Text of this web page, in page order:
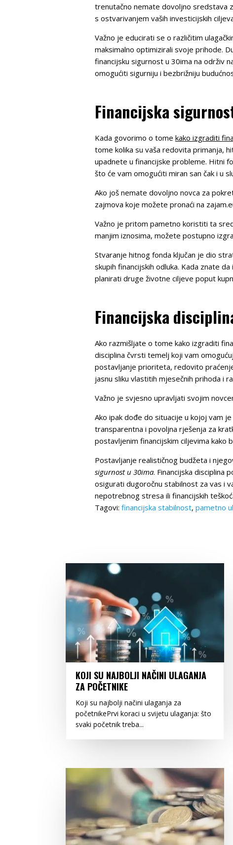
trenutačno nemate dovoljno sredstava
s ostvarivanjem vaših investicijskih
Važno je educirati se o različitim
maksimalno optimizirali svoje prihode.
financijsku sigurnost u 30ima na održiv
omogućiti sigurniju i bezbrižniju
Financijska
Kada govorimo o tome kako izgraditi
tome kolika su vaša redovita primanja,
upadnete u financijske probleme. Hitni
što će vam omogućiti miran san čak i u
Ako još nemate dovoljno novca za
zajmova koje možete pronaći na
Važno je pritom pametno koristiti ta
manjim iznosima, možete postupno
Stvaranje hitnog fonda ključan je dio
skupih financijskih odluka. Kada znate
planirati druge životne ciljeve poput
Financijska
Ako razmišljate o tome kako izgraditi
disciplina čvrsti temelj koji vam
postavljanje prioriteta, redovito
jasnu sliku vlastitih mjesečnih prihoda i
Važno je svjesno upravljati svojim
Ako ipak dođe do situacije u kojoj vam
transparentna i povoljna rješenja za
postavljenim financijskim ciljevima
Postavljanje realističnog budžeta i
sigurnost u 30ima. Financijska disciplina
osigurati dugoročnu stabilnost za vas i
nepotrebnog stresa ili financijskih
Tagovi: financijska stabilnost, pametno
KOJI SU NAJBOLJI NAČINI ULAGANJA
ZA POČETNIKE
Koji su najbolji načini ulaganja za
početnikePrvi koraci u svijetu ulaganja: što
svaki početnik treba...